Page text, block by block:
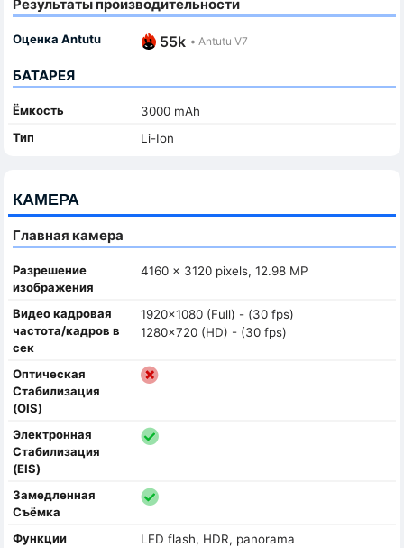
Результаты производительности
Оценка Antutu 55k • Antutu V7
БАТАРЕЯ
Ёмкость
3000 mAh
Тип
Li-Ion
КАМЕРА
Главная камера
Разрешение
изображения
4160 x 3120 pixels, 12.98 MP
Видео кадровая
частота/кадров в
сек
1920x1080 (Full) - (30 fps)
1280x720 (HD) - (30 fps)
Оптическая
Стабилизация
(OIS)
Электронная
Стабилизация
(EIS)
Замедленная
Съёмка
Функции
LED flash, HDR, panorama